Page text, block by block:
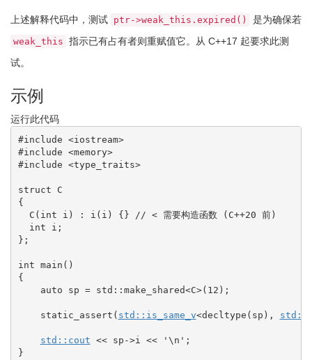
上述解释代码中，测试 ptr->weak_this.expired() 是为确保若
weak_this 指示已有占有者则重赋值它。从 C++17 起要求此测
试。
示例
运行此代码
#include <iostream>
#include <memory>
#include <type_traits>
struct
{
  C
( int i ) : i ( i ) {}
// < 需要构造函数 (C++20 前)
int i ;
} ;
int main ( )
{
auto sp = std :: make_shared<C>( 12 ) ;
    static_assert
( std:: is_same_v<decltype ( sp ) , std::
std:: cout << sp ->i << ' \n ' ;
}